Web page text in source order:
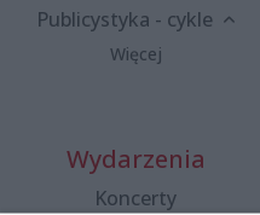
Publicystyka - cykle
Więcej
Wydarzenia
Koncerty